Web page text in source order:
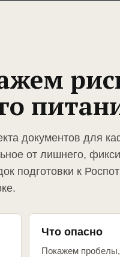
документов для
от лишнего,
подготовки к
Что опасно
Покажем